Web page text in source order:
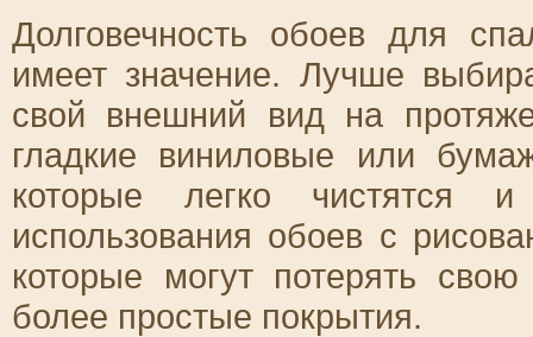
Долговечность обоев для
имеет значение. Лучше
свой внешний вид на
гладкие виниловые или
которые легко чистятся
использования обоев с
которые могут потерять
более простые покрытия.